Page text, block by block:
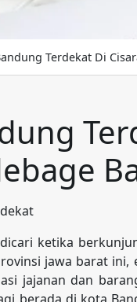
Terdekat Di
ketika
jawa barat
jajanan dan
berada di kota